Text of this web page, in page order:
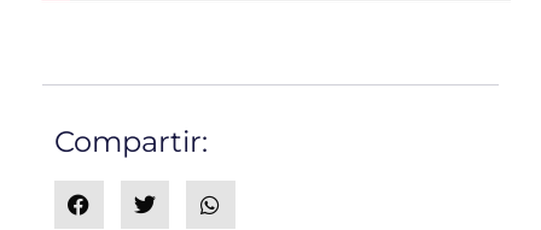
Compartir: